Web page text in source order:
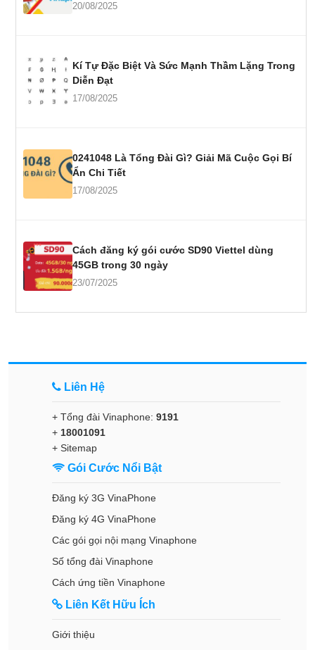
20/08/2025
Kí Tự Đặc Biệt Và Sức Mạnh Thầm Lặng Trong
Diễn Đạt
17/08/2025
0241048 Là Tổng Đài Gì? Giải Mã Cuộc Gọi Bí
Ẩn Chi Tiết
17/08/2025
Cách đăng ký gói cước SD90 Viettel dùng
45GB trong 30 ngày
23/07/2025
Liên Hệ
+ Tổng đài Vinaphone: 9191
+ 18001091
+ Sitemap
Gói Cước Nổi Bật
Đăng ký 3G VinaPhone
Đăng ký 4G VinaPhone
Các gói gọi nội mạng Vinaphone
Số tổng đài Vinaphone
Cách ứng tiền Vinaphone
Liên Kết Hữu Ích
Giới thiệu